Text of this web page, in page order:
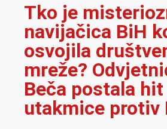
Tko je
navijačica BiH
osvojila
mreže?
Beča postala
utakmice protiv